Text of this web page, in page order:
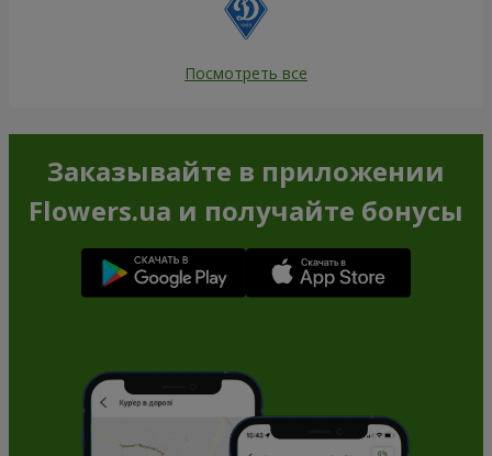
Посмотреть все
Заказывайте в приложении
Flowers.ua и получайте бонусы